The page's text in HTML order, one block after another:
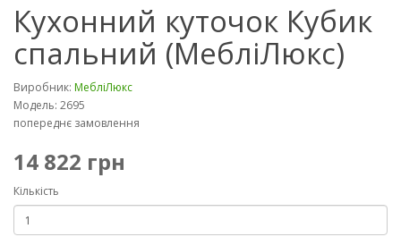
Кухонний куточок Кубик
спальний (МебліЛюкс)
Виробник: МебліЛюкс
Модель: 2695
попереднє замовлення
14 822 грн
Кількість